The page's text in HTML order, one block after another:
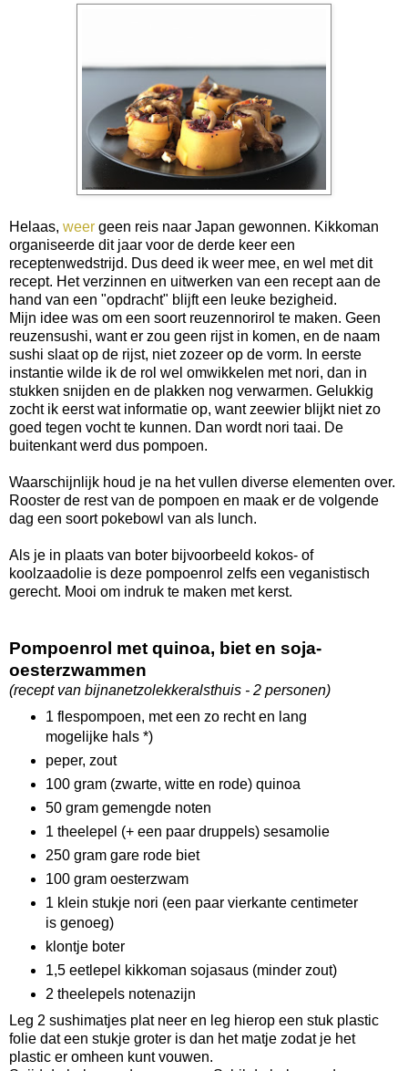
Helaas, weer geen reis naar Japan gewonnen. Kikkoman
organiseerde dit jaar voor de derde keer een
receptenwedstrijd. Dus deed ik weer mee, en wel met dit
recept. Het verzinnen en uitwerken van een recept aan de
hand van een "opdracht" blijft een leuke bezigheid.
Mijn idee was om een soort reuzennorirol te maken. Geen
reuzensushi, want er zou geen rijst in komen, en de naam
sushi slaat op de rijst, niet zozeer op de vorm. In eerste
instantie wilde ik de rol wel omwikkelen met nori, dan in
stukken snijden en de plakken nog verwarmen. Gelukkig
zocht ik eerst wat informatie op, want zeewier blijkt niet zo
goed tegen vocht te kunnen. Dan wordt nori taai. De
buitenkant werd dus pompoen.
Waarschijnlijk houd je na het vullen diverse elementen over.
Rooster de rest van de pompoen en maak er de volgende
dag een soort pokebowl van als lunch.
Als je in plaats van boter bijvoorbeeld kokos- of
koolzaadolie is deze pompoenrol zelfs een veganistisch
gerecht. Mooi om indruk te maken met kerst.
Pompoenrol met quinoa, biet en soja-
oesterzwammen
(recept van bijnanetzolekkeralsthuis - 2 personen)
1 flespompoen, met een zo recht en lang
mogelijke hals *)
peper, zout
100 gram (zwarte, witte en rode) quinoa
50 gram gemengde noten
1 theelepel (+ een paar druppels) sesamolie
250 gram gare rode biet
100 gram oesterzwam
1 klein stukje nori (een paar vierkante centimeter
is genoeg)
klontje boter
1,5 eetlepel kikkoman sojasaus (minder zout)
2 theelepels notenazijn
Leg 2 sushimatjes plat neer en leg hierop een stuk plastic
folie dat een stukje groter is dan het matje zodat je het
plastic er omheen kunt vouwen.